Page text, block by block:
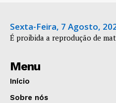
Sexta-Feira, 7 Agosto,
É proibida a reprodução de
Menu
Início
Sobre nós